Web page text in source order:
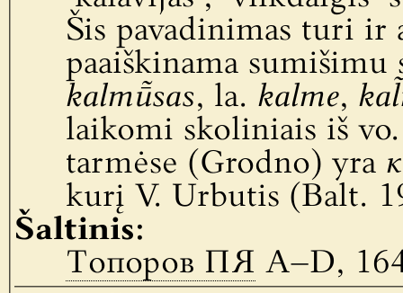
Šis pavadinimas turi ir
paaiškinama
kalmū̃sas, la. kalme,
laikomi skoliniais iš
tarmėse (Grodno) yra
kurį V. Urbutis (Balt.
Šaltinis:
Топоров ПЯ A–D,